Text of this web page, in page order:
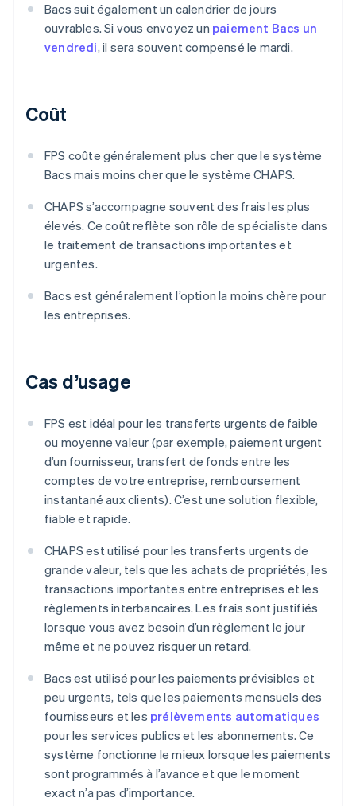
Bacs suit également un calendrier de jours
ouvrables. Si vous envoyez un paiement Bacs un
vendredi, il sera souvent compensé le mardi.
Coût
FPS coûte généralement plus cher que le système
Bacs mais moins cher que le système CHAPS.
CHAPS s’accompagne souvent des frais les plus
élevés. Ce coût reflète son rôle de spécialiste dans
le traitement de transactions importantes et
urgentes.
Bacs est généralement l’option la moins chère pour
les entreprises.
Cas d’usage
FPS est idéal pour les transferts urgents de faible
ou moyenne valeur (par exemple, paiement urgent
d’un fournisseur, transfert de fonds entre les
comptes de votre entreprise, remboursement
instantané aux clients). C’est une solution flexible,
fiable et rapide.
CHAPS est utilisé pour les transferts urgents de
grande valeur, tels que les achats de propriétés, les
transactions importantes entre entreprises et les
règlements interbancaires. Les frais sont justifiés
lorsque vous avez besoin d’un règlement le jour
même et ne pouvez risquer un retard.
Bacs est utilisé pour les paiements prévisibles et
peu urgents, tels que les paiements mensuels des
fournisseurs et les prélèvements automatiques
pour les services publics et les abonnements. Ce
système fonctionne le mieux lorsque les paiements
sont programmés à l’avance et que le moment
exact n’a pas d’importance.